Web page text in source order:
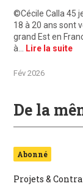
©Cécile Calla 45
18 à 20 ans sont
grand Est en
à… Lire la suite
Fév 2026
De la
Abonné
Projets &